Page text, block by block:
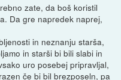
zate, da boš koristil
Da gre napredek naprej,
in neznanju starša,
in starši bi bili slabi in
uro posebej pripravljal,
če bi bil brezposeln, pa